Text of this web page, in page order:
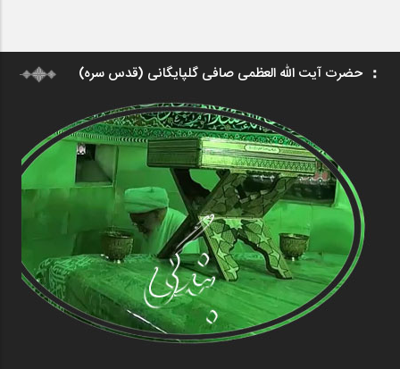
حضرت آیت الله العظمی صافی گلپایگانی (قدس سره)